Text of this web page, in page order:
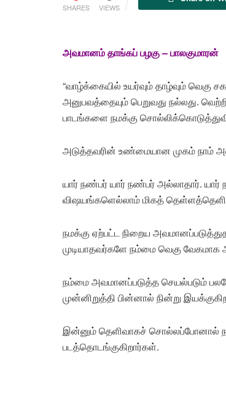
SHARES VIEWS
அவமானம் தாங்கப் பழகு – பாலகுமாரன்
“வாழ்க்கையில் உயர்வும் தாழ்வும்
அனுபவத்தையும் பெறுவது நல்லது.
பாடங்களை நமக்கு
அடுத்தவரின் உண்மையான முகம் நாம்
யார் நண்பர் யார் நண்பர் அல்லாதார்.
விஷயங்களெல்லாம் மிகத்
நமக்கு ஏற்பட்ட நிறைய
முடியாதவர்களே நம்மை வெகு வேகமாக
நம்மை அவமானப்படுத்த செயல்படும்
முன்னிறுத்தி பின்னால் நின்று
இன்னும் தெளிவாகச் சொல்லப்போனால்
படத்தொடங்குகிறார்கள்.